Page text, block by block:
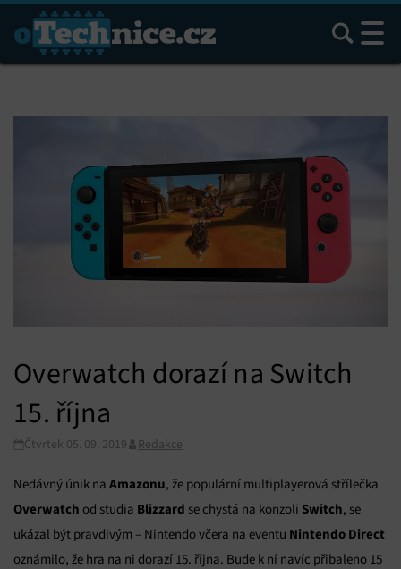
Hledat
Overwatch dorazí na Switch
15. října
Čtvrtek 05. 09. 2019 Redakce
Nedávný únik na Amazonu, že populární multiplayerová střílečka
Overwatch od studia Blizzard se chystá na konzoli Switch, se
ukázal být pravdivým – Nintendo včera na eventu Nintendo Direct
oznámilo, že hra na ni dorazí 15. října. Bude k ní navíc přibaleno 15